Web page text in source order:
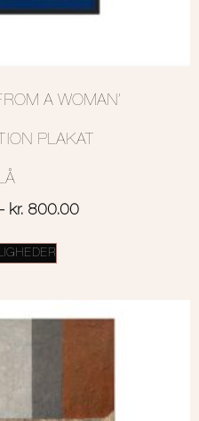
A WOMAN’
PLAKAT
kr.800.00